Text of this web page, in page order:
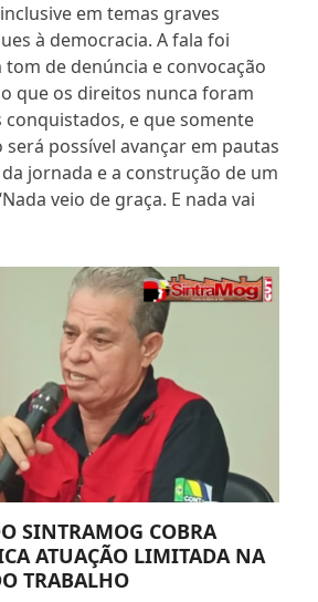
em temas graves
à democracia. A fala foi
de denúncia e convocação
que os direitos nunca foram
conquistados, e que somente
possível avançar em pautas
jornada e a construção de um
veio de graça. E nada vai
SINTRAMOG COBRA
ATUAÇÃO LIMITADA NA
TRABALHO